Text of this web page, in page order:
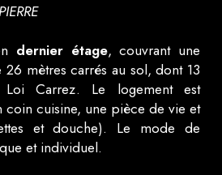
dernier étage, couvrant une
mètres carrés au sol, dont 13
Carrez. Le logement est
coin cuisine, une pièce de vie et
et douche). Le mode de
et individuel.